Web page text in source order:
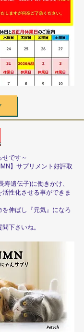
せです～
】サプリメント好評取
遺伝子)に働きかけ、
性化させる事ができま
伸ばし『元気』になろ
下さいね。